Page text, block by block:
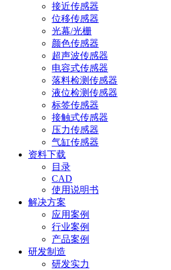
接近传感器
位移传感器
光幕/光栅
颜色传感器
超声波传感器
电容式传感器
落料检测传感器
液位检测传感器
标签传感器
接触式传感器
压力传感器
气缸传感器
资料下载
目录
CAD
使用说明书
解决方案
应用案例
行业案例
产品案例
研发制造
研发实力